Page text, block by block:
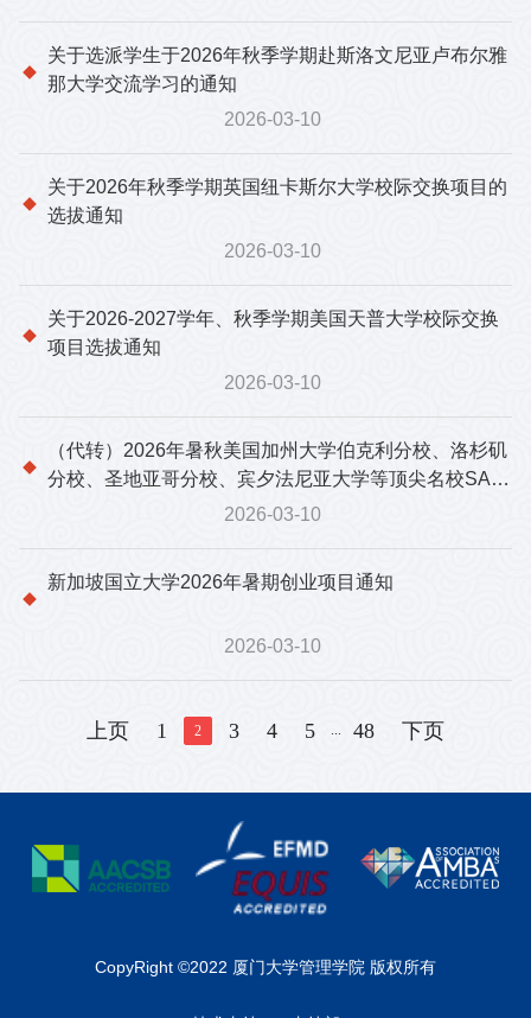
关于选派学生于2026年秋季学期赴斯洛文尼亚卢布尔雅
那大学交流学习的通知
2026-03-10
关于2026年秋季学期英国纽卡斯尔大学校际交换项目的
选拔通知
2026-03-10
关于2026-2027学年、秋季学期美国天普大学校际交换
项目选拔通知
2026-03-10
（代转）2026年暑秋美国加州大学伯克利分校、洛杉矶
分校、圣地亚哥分校、宾夕法尼亚大学等顶尖名校SAF
交流项目宣讲会及报名通知2026-03-10
新加坡国立大学2026年暑期创业项目通知
2026-03-10
上页 1 2 3 4 5 ... 48 下页
CopyRight ©2022 厦门大学管理学院 版权所有